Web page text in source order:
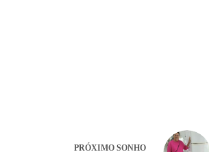
PRÓXIMO SONHO